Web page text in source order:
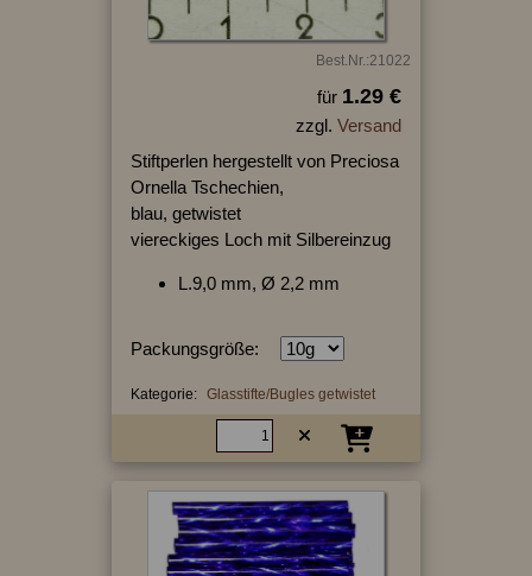
Best.Nr.:21022
für 1.29 €
zzgl. Versand
Stiftperlen hergestellt von Preciosa
Ornella Tschechien,
blau, getwistet
viereckiges Loch mit Silbereinzug
L.9,0 mm, Ø 2,2 mm
Packungsgröße:
Kategorie: Glasstifte/Bugles getwistet